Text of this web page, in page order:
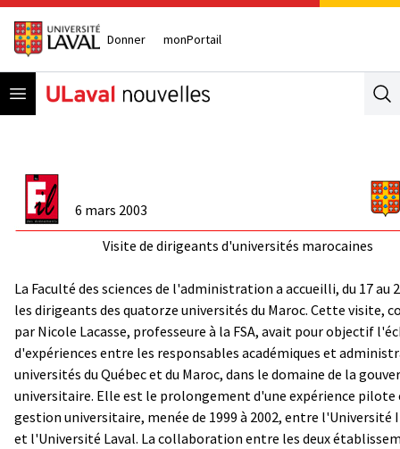
Donner monPortail
Open menu
6 mars 2003
Visite de dirigeants d'universités marocaines
La Faculté des sciences de l'administration a accueilli, du 17 au
les dirigeants des quatorze universités du Maroc. Cette visite,
par Nicole Lacasse, professeure à la FSA, avait pour objectif
d'expériences entre les responsables académiques et
universités du Québec et du Maroc, dans le domaine de la
universitaire. Elle est le prolongement d'une expérience pilote
gestion universitaire, menée de 1999 à 2002, entre l'Université
et l'Université Laval. La collaboration entre les deux